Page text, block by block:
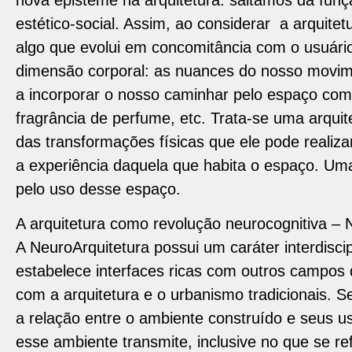
estético-social. Assim, ao considerar a
algo que evolui em concomitância com o
dimensão corporal: as nuances do nosso
a incorporar o nosso caminhar pelo espaço
fragrância de perfume, etc. Trata-se uma
das transformações físicas que ele pode
a experiência daquela que habita o espaço.
pelo uso desse espaço.
A arquitetura como revolução neurocognitiva –
A NeuroArquitetura possui um caráter
estabelece interfaces ricas com outros
com a arquitetura e o urbanismo tradicionais.
a relação entre o ambiente construído e seus
esse ambiente transmite, inclusive no que se